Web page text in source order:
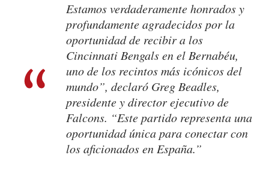
Estamos verdaderamente honrados y
profundamente agradecidos por la
oportunidad de recibir a los
Cincinnati Bengals en el Bernabéu,
uno de los recintos más icónicos del
mundo”, declaró Greg Beadles,
presidente y director ejecutivo de
Falcons. “Este partido representa una
oportunidad única para conectar con
los aficionados en España.”